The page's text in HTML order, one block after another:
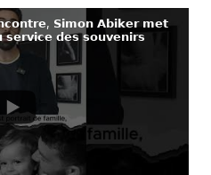
𝗦𝗶𝗺𝗼𝗻 𝗔𝗯𝗶𝗸𝗲𝗿 𝗺𝗲𝘁
𝘀𝗲𝗿𝘃𝗶𝗰𝗲 𝗱𝗲𝘀 𝘀𝗼𝘂𝘃𝗲𝗻𝗶𝗿𝘀